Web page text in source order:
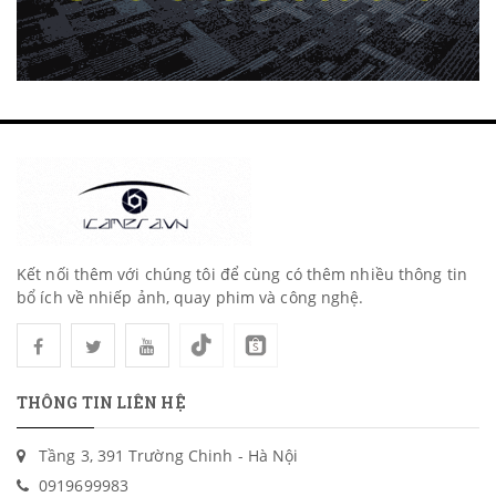
Kết nối thêm với chúng tôi để cùng có thêm nhiều thông tin
bổ ích về nhiếp ảnh, quay phim và công nghệ.
THÔNG TIN LIÊN HỆ
Tầng 3, 391 Trường Chinh - Hà Nội
0919699983